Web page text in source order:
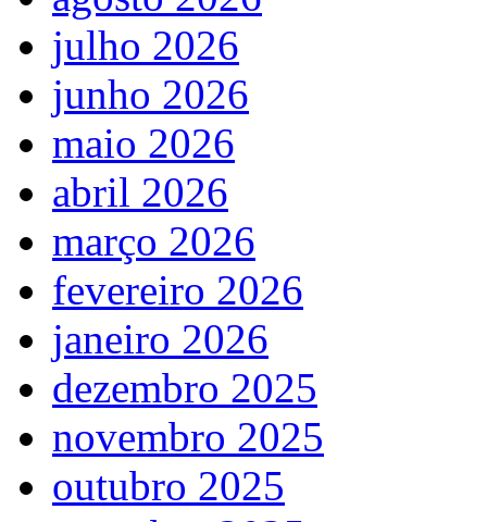
julho 2026
junho 2026
maio 2026
abril 2026
março 2026
fevereiro 2026
janeiro 2026
dezembro 2025
novembro 2025
outubro 2025